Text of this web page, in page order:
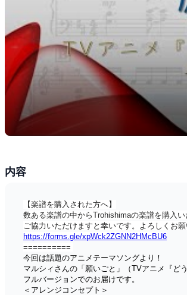
内容
【楽譜を購入された方へ】
数ある楽譜の中からTrohishimaの楽譜を購入
ご協力いただけますと幸いです。よろしくお願
https://forms.gle/xpWck2ZGNN2HMcBU6
==========
今回は話題のアニメテーマソングより！
マルシィさんの「願いごと」（TVアニメ『ど
フルバージョンでのお届けです。
＜アレンジコンセプト＞